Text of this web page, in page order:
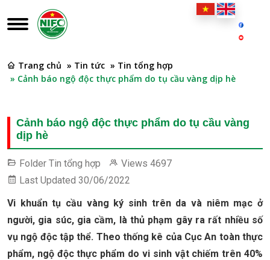
Trang chủ » Tin tức » Tin tổng hợp
» Cảnh báo ngộ độc thực phẩm do tụ cầu vàng dịp hè
Cảnh báo ngộ độc thực phẩm do tụ cầu vàng
dịp hè
Folder Tin tổng hợp Views 4697
Last Updated 30/06/2022
Vi khuẩn tụ cầu vàng ký sinh trên da và niêm mạc ở
người, gia súc, gia cầm, là thủ phạm gây ra rất nhiều số
vụ ngộ độc tập thể. Theo thống kê của Cục An toàn thực
phẩm, ngộ độc thực phẩm do vi sinh vật chiếm trên 40%